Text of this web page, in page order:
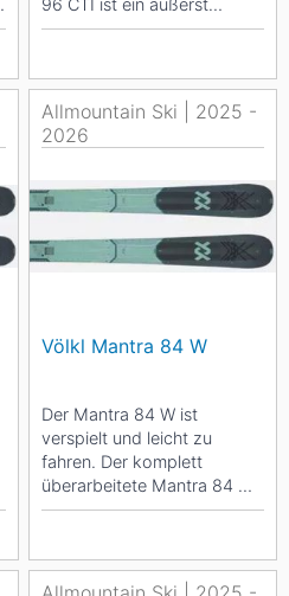
96 CTI ist ein äußerst
vielseitiger All-Mountain-
Allmountain Ski | 2025 -
2026
Völkl Mantra 84 W
Der Mantra 84 W ist
verspielt und leicht zu
fahren. Der komplett
überarbeitete Mantra 84 W
ist für sportliche